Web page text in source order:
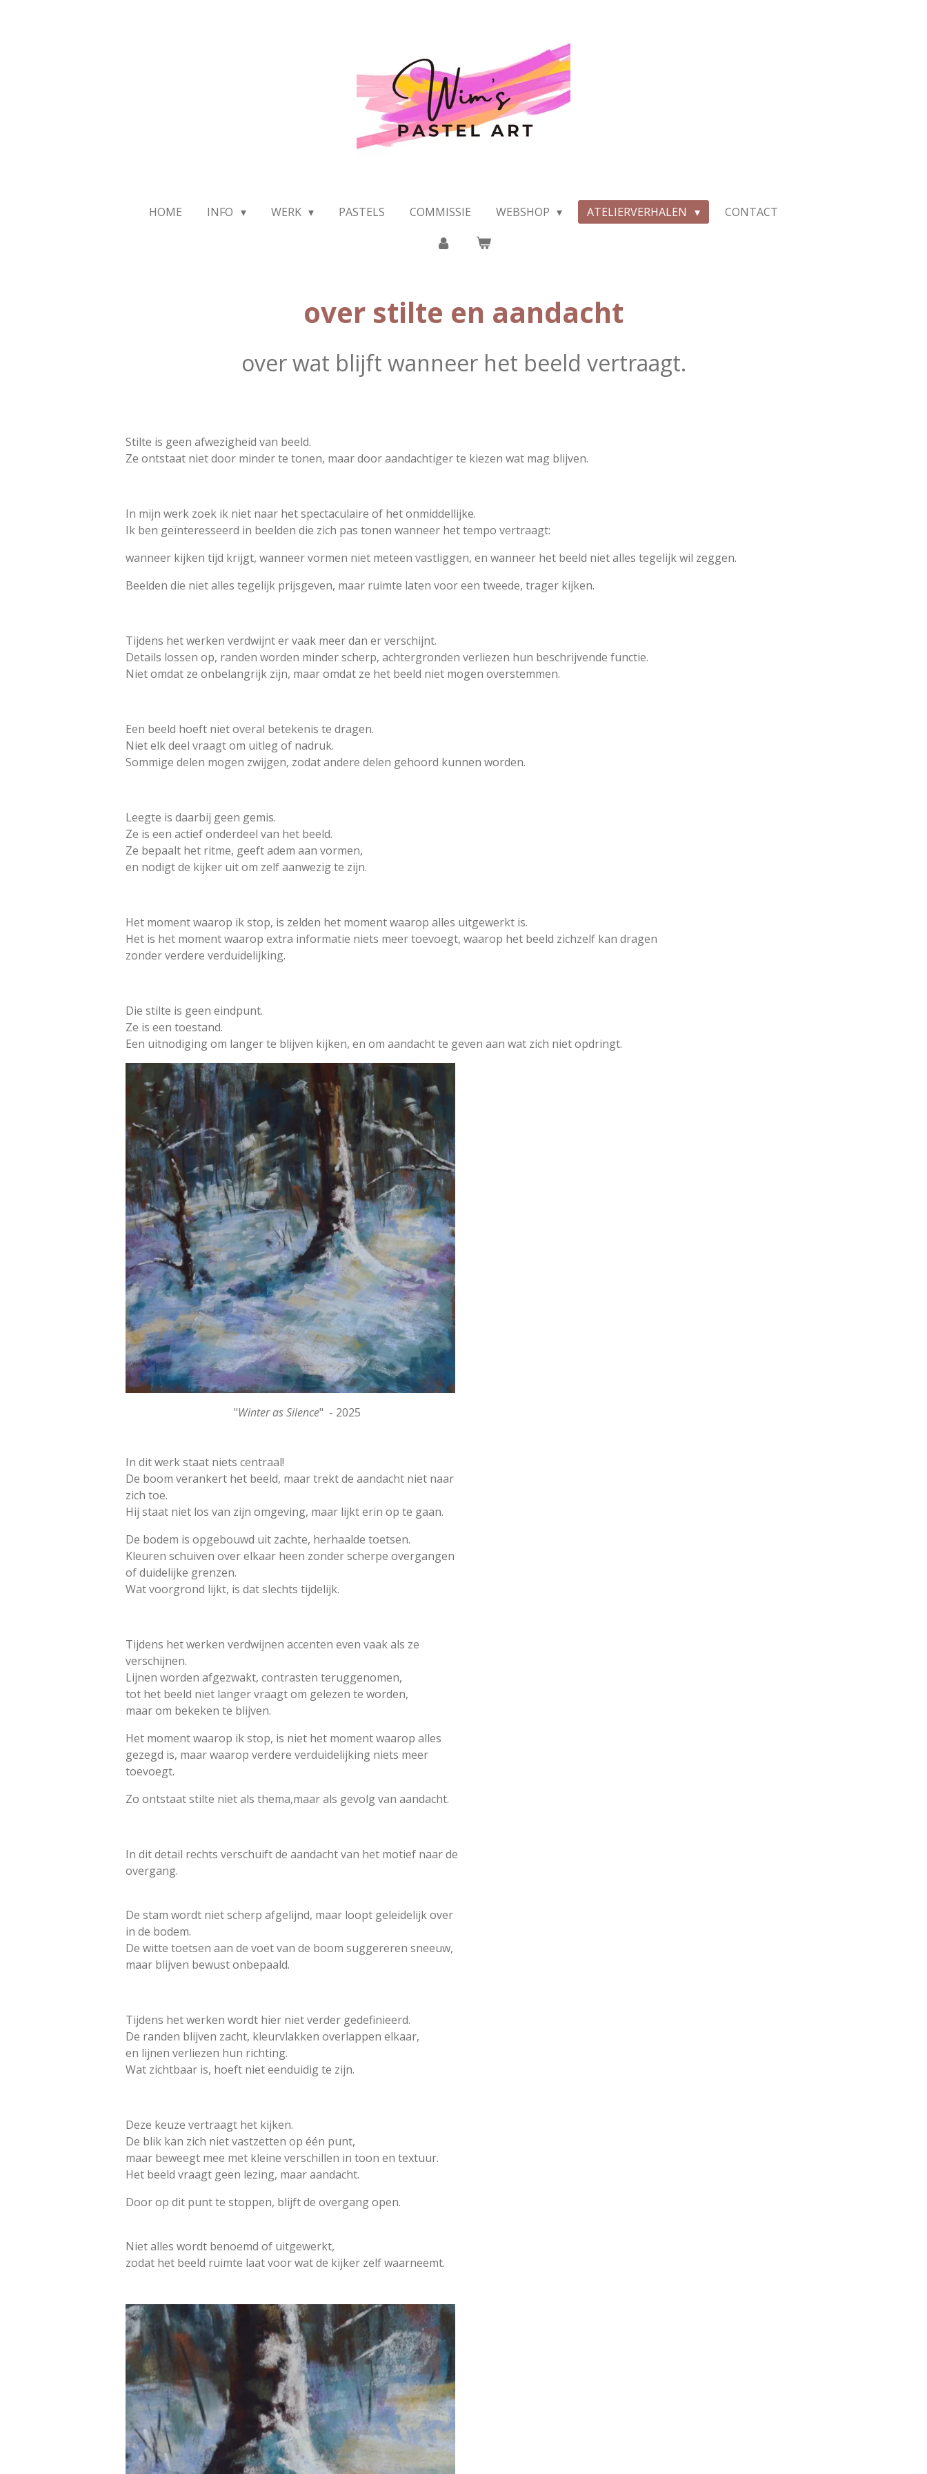
HOME INFO WERK PASTELS COMMISSIE WEBSHOP ATELIERVERHALEN CONTACT
over stilte en aandacht
over wat blijft wanneer het beeld vertraagt.
Stilte is geen afwezigheid van beeld.
Ze ontstaat niet door minder te tonen, maar door aandachtiger te kiezen wat mag blijven.
In mijn werk zoek ik niet naar het spectaculaire of het onmiddellijke.
Ik ben geïnteresseerd in beelden die zich pas tonen wanneer het tempo vertraagt:
wanneer kijken tijd krijgt, wanneer vormen niet meteen vastliggen, en wanneer het beeld niet alles tegelijk wil zeggen.
Beelden die niet alles tegelijk prijsgeven, maar ruimte laten voor een tweede, trager kijken.
Tijdens het werken verdwijnt er vaak meer dan er verschijnt.
Details lossen op, randen worden minder scherp, achtergronden verliezen hun beschrijvende functie.
Niet omdat ze onbelangrijk zijn, maar omdat ze het beeld niet mogen overstemmen.
Een beeld hoeft niet overal betekenis te dragen.
Niet elk deel vraagt om uitleg of nadruk.
Sommige delen mogen zwijgen, zodat andere delen gehoord kunnen worden.
Leegte is daarbij geen gemis.
Ze is een actief onderdeel van het beeld.
Ze bepaalt het ritme, geeft adem aan vormen,
en nodigt de kijker uit om zelf aanwezig te zijn.
Het moment waarop ik stop, is zelden het moment waarop alles uitgewerkt is.
Het is het moment waarop extra informatie niets meer toevoegt, waarop het beeld zichzelf kan dragen
zonder verdere verduidelijking.
Die stilte is geen eindpunt.
Ze is een toestand.
Een uitnodiging om langer te blijven kijken, en om aandacht te geven aan wat zich niet opdringt.
"Winter as Silence" - 2025
In dit werk staat niets centraal!
De boom verankert het beeld, maar trekt de aandacht niet naar
zich toe.
Hij staat niet los van zijn omgeving, maar lijkt erin op te gaan.
De bodem is opgebouwd uit zachte, herhaalde toetsen.
Kleuren schuiven over elkaar heen zonder scherpe overgangen
of duidelijke grenzen.
Wat voorgrond lijkt, is dat slechts tijdelijk.
Tijdens het werken verdwijnen accenten even vaak als ze
verschijnen.
Lijnen worden afgezwakt, contrasten teruggenomen,
tot het beeld niet langer vraagt om gelezen te worden,
maar om bekeken te blijven.
Het moment waarop ik stop, is niet het moment waarop alles
gezegd is, maar waarop verdere verduidelijking niets meer
toevoegt.
Zo ontstaat stilte niet als thema,maar als gevolg van aandacht.
In dit detail rechts verschuift de aandacht van het motief naar de
overgang.
De stam wordt niet scherp afgelijnd, maar loopt geleidelijk over
in de bodem.
De witte toetsen aan de voet van de boom suggereren sneeuw,
maar blijven bewust onbepaald.
Tijdens het werken wordt hier niet verder gedefinieerd.
De randen blijven zacht, kleurvlakken overlappen elkaar,
en lijnen verliezen hun richting.
Wat zichtbaar is, hoeft niet eenduidig te zijn.
Deze keuze vertraagt het kijken.
De blik kan zich niet vastzetten op één punt,
maar beweegt mee met kleine verschillen in toon en textuur.
Het beeld vraagt geen lezing, maar aandacht.
Door op dit punt te stoppen, blijft de overgang open.
Niet alles wordt benoemd of uitgewerkt,
zodat het beeld ruimte laat voor wat de kijker zelf waarneemt.